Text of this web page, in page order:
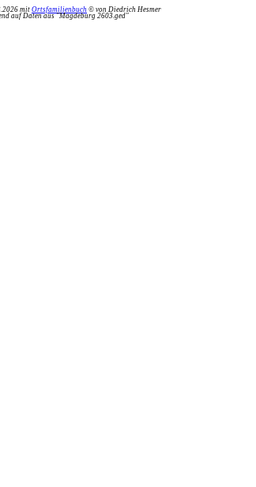
mitOrtsfamilienbuch © von Diedrich Hesmer
auf Daten aus "Magdeburg 2603.ged"